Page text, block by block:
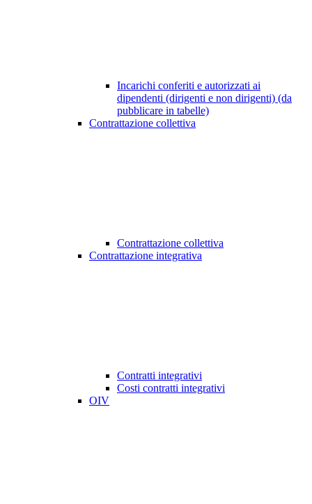
Incarichi conferiti e autorizzati ai
dipendenti (dirigenti e non dirigenti) (da
pubblicare in tabelle)
Contrattazione collettiva
Contrattazione collettiva
Contrattazione integrativa
Contratti integrativi
Costi contratti integrativi
OIV